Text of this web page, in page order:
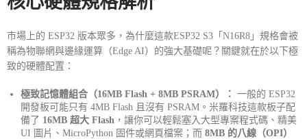
市場上的 ESP32 版本眾多，為什麼這款ESP32 S3「N16R8」規格會被
稱為物聯網與邊緣運算（Edge AI）的強大基礎呢？關鍵就在於以下極
致的硬體配置：
極致記憶體組合（16MB Flash + 8MB PSRAM）： 一般的 ESP32
開發板可能只有 4MB Flash 且沒有 PSRAM。米羅科技這款板子配
備了 16MB 超大 Flash ，讓你可以輕鬆塞入大型專案程式碼、精美
UI 圖片、MicroPython 固件或網頁檔案；而 8MB 的八線（OPI）